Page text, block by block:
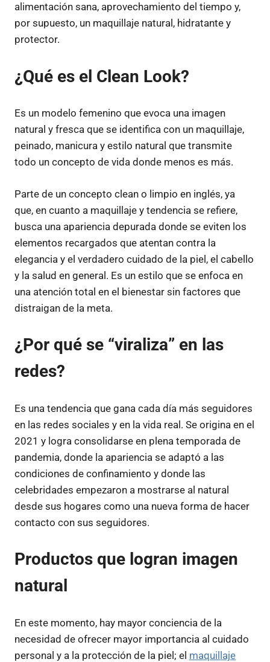
alimentación sana, aprovechamiento del tiempo y,
por supuesto, un maquillaje natural, hidratante y
protector.
¿Qué es el Clean Look?
Es un modelo femenino que evoca una imagen
natural y fresca que se identifica con un maquillaje,
peinado, manicura y estilo natural que transmite
todo un concepto de vida donde menos es más.
Parte de un concepto clean o limpio en inglés, ya
que, en cuanto a maquillaje y tendencia se refiere,
busca una apariencia depurada donde se eviten los
elementos recargados que atentan contra la
elegancia y el verdadero cuidado de la piel, el cabello
y la salud en general. Es un estilo que se enfoca en
una atención total en el bienestar sin factores que
distraigan de la meta.
¿Por qué se “viraliza” en las
redes?
Es una tendencia que gana cada día más seguidores
en las redes sociales y en la vida real. Se origina en el
2021 y logra consolidarse en plena temporada de
pandemia, donde la apariencia se adaptó a las
condiciones de confinamiento y donde las
celebridades empezaron a mostrarse al natural
desde sus hogares como una nueva forma de hacer
contacto con sus seguidores.
Productos que logran imagen
natural
En este momento, hay mayor conciencia de la
necesidad de ofrecer mayor importancia al cuidado
personal y a la protección de la piel; el maquillaje